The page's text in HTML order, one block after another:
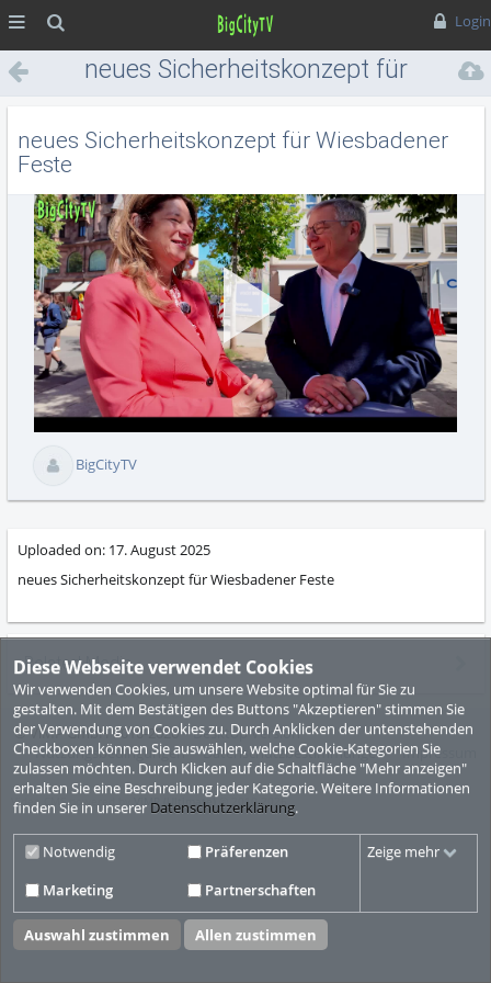
Login
Diese Webseite verwendet Cookies
Wir verwenden Cookies, um unsere Website optimal für Sie zu
gestalten. Mit dem Bestätigen des Buttons "Akzeptieren" stimmen Sie
der Verwendung von Cookies zu. Durch Anklicken der untenstehenden
Checkboxen können Sie auswählen, welche Cookie-Kategorien Sie
zulassen möchten. Durch Klicken auf die Schaltfläche "Mehr anzeigen"
erhalten Sie eine Beschreibung jeder Kategorie. Weitere Informationen
finden Sie in unserer Datenschutzerklärung.
Notwendig
Präferenzen
Marketing
Partnerschaften
Zeige mehr
Auswahl zustimmen Allen zustimmen
neues Sicherheitskonzept für
Wiesbadener Feste
neues Sicherheitskonzept für Wiesbadener
Feste
BigCityTV
Uploaded on: 17. August 2025
neues Sicherheitskonzept für Wiesbadener Feste
Related Media
© ViMP GmbH 2010-2026
Desktop Version
Nutzungsbedingungen
Datenschutzbestimmungen Impressum
Video CMS powered by ViMP (Ultimate)© 2010-2026